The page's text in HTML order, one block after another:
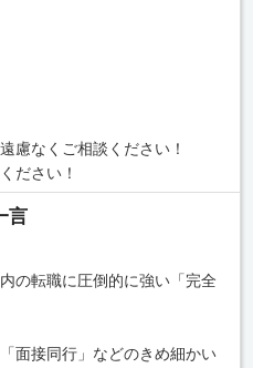
慮なくご相談ください！
ださい！
言
の転職に圧倒的に強い「完全
面接同行」などのきめ細かい